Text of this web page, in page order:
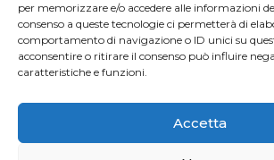
per memorizzare e/o accedere alle informazioni
consenso a queste tecnologie ci permetterà di
comportamento di navigazione o ID unici su
acconsentire o ritirare il consenso può influire
caratteristiche e funzioni.
Accetta
WhatsApp
ed elettrico.